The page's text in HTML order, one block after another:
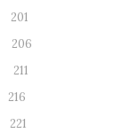
201
206
211
216
221